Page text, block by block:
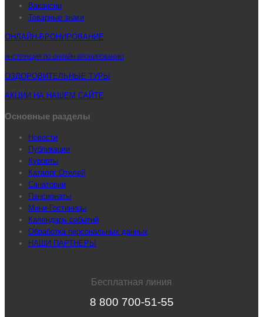
Вакансии
Товарные знаки
ОНЛАЙН-БРОНИРОВАНИЕ
ИНСТРУКЦИЯ ПО ОНЛАЙН-БРОНИРОВАНИЮ
ОЗДОРОВИТЕЛЬНЫЕ ТУРЫ
АКЦИИ НА НАШЕМ САЙТЕ
Основные разделы
Новости
Публикации
Курорты
Каталог Отелей
Санатории
Пансионаты
Мини-Гостиницы
Календарь событий
Обработка персональных данных
НАШИ ПАРТНЕРЫ
Бесплатная линия
8 800 700-51-55